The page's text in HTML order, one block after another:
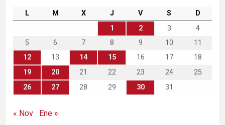
L M X J V S
D
1
2 3
4
5
6 7 8 9 10
11
12
13 14 15 16 17
18
19
20 21 22 23 24
25
26
27 28 29 30 31
« Nov Ene »